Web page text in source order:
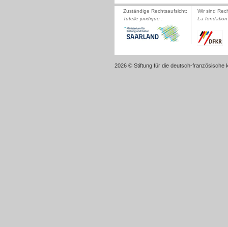
Zuständige Rechtsaufsicht:
Tutelle juridique :
Wir sind
La
2026 © Stiftung für die deutsch-französische